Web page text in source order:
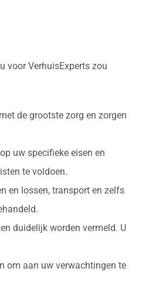
voor VerhuisExperts zou
de grootste zorg en zorgen
uw specifieke eisen en
te voldoen.
en lossen, transport en zelfs
duidelijk worden vermeld. U
om aan uw verwachtingen te